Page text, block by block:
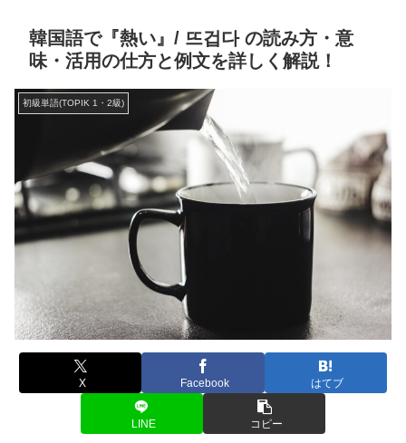
韓国語で『熱い』/ 뜨겁다 の読み方・意
味・活用の仕方と例文を詳しく解説！
初級単語(TOPIK 1・2級)
X Facebook はてブ
LINE コピー